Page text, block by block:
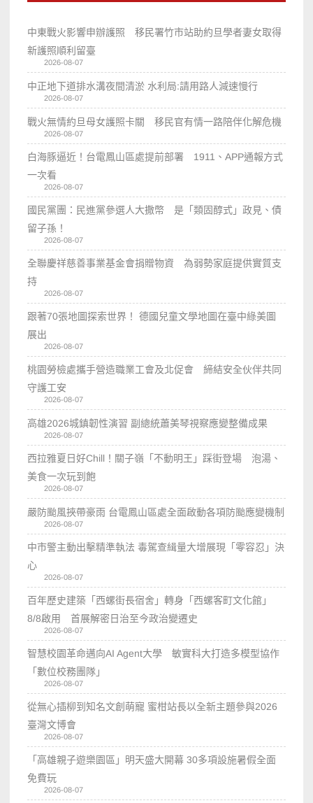
中東戰火影響申辦護照 移民署竹市站助約旦學者妻女取得
新護照順利留臺
2026-08-07
中正地下道排水溝夜間清淤 水利局:請用路人減速慢行
2026-08-07
戰火無情約旦母女護照卡關 移民官有情一路陪伴化解危機
2026-08-07
白海豚逼近！台電鳳山區處提前部署 1911、APP通報方式
一次看
2026-08-07
國民黨團：民進黨參選人大撒幣 是「類固醇式」政見、債
留子孫！
2026-08-07
全聯慶祥慈善事業基金會捐贈物資 為弱勢家庭提供實質支
持
2026-08-07
跟著70張地圖探索世界！ 德國兒童文學地圖在臺中綠美圖
展出
2026-08-07
桃園勞檢處攜手營造職業工會及北促會 締結安全伙伴共同
守護工安
2026-08-07
高雄2026城鎮韌性演習 副總統蕭美琴視察應變整備成果
2026-08-07
西拉雅夏日好Chill！關子嶺「不動明王」踩街登場 泡湯、
美食一次玩到飽
2026-08-07
嚴防颱風挾帶豪雨 台電鳳山區處全面啟動各項防颱應變機制
2026-08-07
中市警主動出擊精準執法 毒駕查緝量大增展現「零容忍」決
心
2026-08-07
百年歷史建築「西螺街長宿舍」轉身「西螺客町文化館」
8/8啟用 首展解密日治至今政治變遷史
2026-08-07
智慧校園革命邁向AI Agent大學 敏實科大打造多模型協作
「數位校務團隊」
2026-08-07
從無心插柳到知名文創萌寵 蜜柑站長以全新主題參與2026
臺灣文博會
2026-08-07
「高雄親子遊樂園區」明天盛大開幕 30多項設施暑假全面
免費玩
2026-08-07